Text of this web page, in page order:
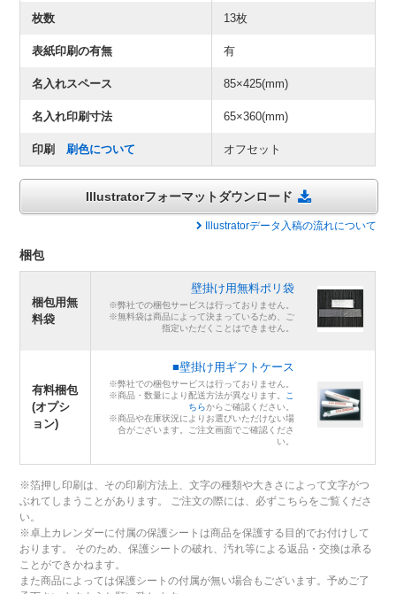
枚数 13枚
表紙印刷の有無 有
名入れスペース 85×425(mm)
名入れ印刷寸法 65×360(mm)
印刷刷色について オフセット
Illustratorフォーマットダウンロード
Illustratorデータ入稿の流れについて
梱包
梱包用無
料袋
壁掛け用無料ポリ袋
※弊社での梱包サービスは行っておりません。
※無料袋は商品によって決まっているため、ご
指定いただくことはできません。
有料梱包
(オプシ
ョン)
■壁掛け用ギフトケース
※弊社での梱包サービスは行っておりません。
※商品・数量により配送方法が異なります。 こ
ちらからご確認ください。
※商品や在庫状況によりお選びいただけない場
合がございます。ご注文画面でご確認くださ
い。
※箔押し印刷は、その印刷方法上、文字の種類や大きさによって文字がつ
ぶれてしまうことがあります。 ご注文の際には、必ずこちらをご覧くださ
い。
※卓上カレンダーに付属の保護シートは商品を保護する目的でお付けして
おります。 そのため、保護シートの破れ、汚れ等による返品・交換は承る
ことができかねます。
また商品によっては保護シートの付属が無い場合もございます。予めご了